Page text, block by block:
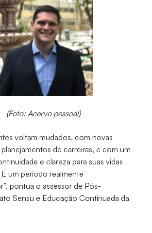
(Foto: Acervo pessoal)
voltam mudados, com novas
de carreiras, e com um
e clareza para suas vidas
um período realmente
pontua o assessor de Pós-
Sensu e Educação Continuada da